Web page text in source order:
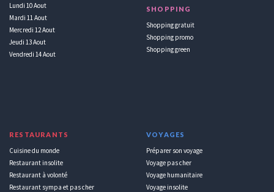
Lundi 10 Aout
Mardi 11 Aout
Mercredi 12 Aout
Jeudi 13 Aout
Vendredi 14 Aout
SHOPPING
Shopping gratuit
Shopping promo
Shopping green
RESTAURANTS
Cuisine du monde
Restaurant insolite
Restaurant à volonté
Restaurant sympa et pas cher
VOYAGES
Préparer son voyage
Voyage pas cher
Voyage humanitaire
Voyage insolite